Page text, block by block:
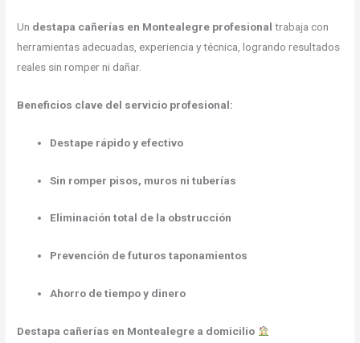
Un destapa cañerías en Montealegre profesional trabaja con
herramientas adecuadas, experiencia y técnica, logrando resultados
reales sin romper ni dañar.
Beneficios clave del servicio profesional:
Destape rápido y efectivo
Sin romper pisos, muros ni tuberías
Eliminación total de la obstrucción
Prevención de futuros taponamientos
Ahorro de tiempo y dinero
Destapa cañerías en Montealegre a domicilio